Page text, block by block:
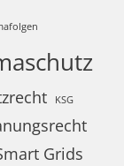
KSG
Grids